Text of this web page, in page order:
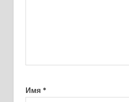
Имя *